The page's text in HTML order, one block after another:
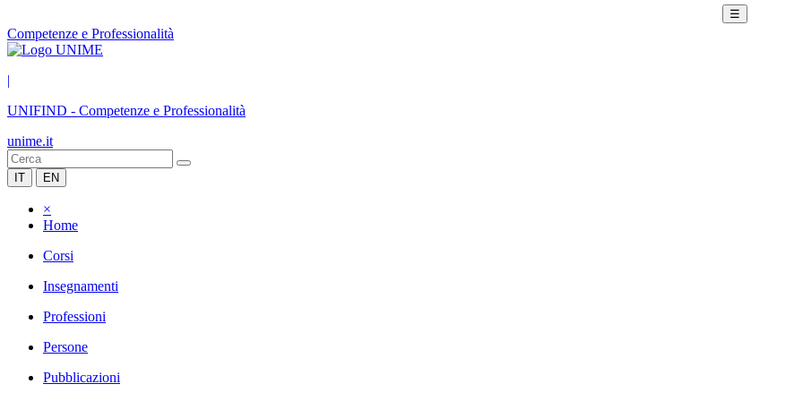
☰
Competenze e Professionalità
|
UNIFIND - Competenze e Professionalità
unime.it
IT EN
×
Home
Corsi
Insegnamenti
Professioni
Persone
Pubblicazioni